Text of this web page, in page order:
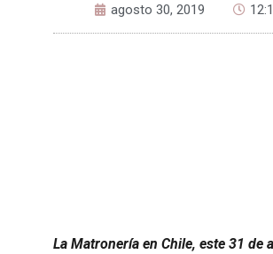
agosto 30, 2019
La Matronería en Chile, este 31 de